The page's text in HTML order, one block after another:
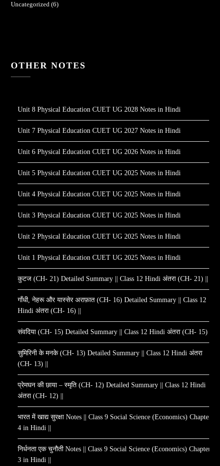
Uncategorized (6)
OTHER NOTES
Unit 8 Physical Education CUET UG 2028 Notes in Hindi
Unit 7 Physical Education CUET UG 2027 Notes in Hindi
Unit 6 Physical Education CUET UG 2026 Notes in Hindi
Unit 5 Physical Education CUET UG 2025 Notes in Hindi
Unit 4 Physical Education CUET UG 2025 Notes in Hindi
Unit 3 Physical Education CUET UG 2025 Notes in Hindi
Unit 2 Physical Education CUET UG 2025 Notes in Hindi
Unit 1 Physical Education CUET UG 2025 Notes in Hindi
कुटज (CH- 21) Detailed Summary || Class 12 Hindi अंतरा (CH- 21) ||
गाँधी, नेहरू और यास्सेर अराफ़ात (CH- 16) Detailed Summary || Class 12
Hindi अंतरा (CH- 16) ||
संवदिया (CH- 15) Detailed Summary || Class 12 Hindi अंतरा (CH- 15) ||
सुमिरिनी के मनके (CH- 13) Detailed Summary || Class 12 Hindi अंतरा
(CH- 13) ||
प्रेमघन की छाया – स्मृति (CH- 12) Detailed Summary || Class 12 Hindi
अंतरा (CH- 12) ||
भारत में खाद्य सुरक्षा Notes || Class 9 Social Science (Economics) Chapter
4 in Hindi ||
निर्धनता एक चुनौती Notes || Class 9 Social Science (Economics) Chapter
3 in Hindi ||